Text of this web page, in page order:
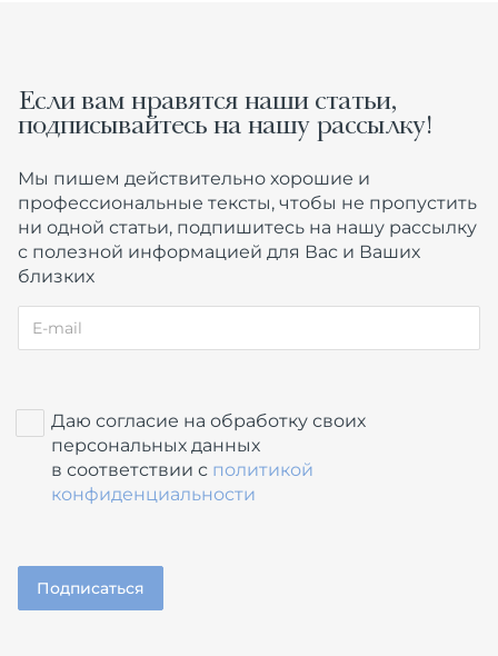
Если вам нравятся наши статьи,
подписывайтесь на нашу рассылку!
Мы пишем действительно хорошие и
профессиональные тексты, чтобы не пропустить
ни одной статьи, подпишитесь на нашу рассылку
с полезной информацией для Вас и Ваших
близких
Даю согласие на обработку своих
персональных данных
в соответствии с политикой
конфиденциальности